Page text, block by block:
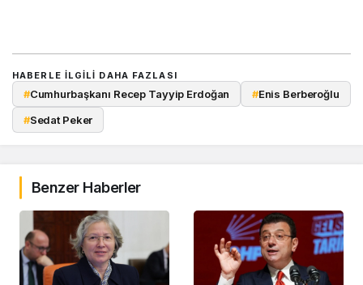
HABERLE ILGILI DAHA FAZLASI
#Cumhurbaşkanı Recep Tayyip Erdoğan #Enis Berberoğlu
#Sedat Peker
Benzer Haberler